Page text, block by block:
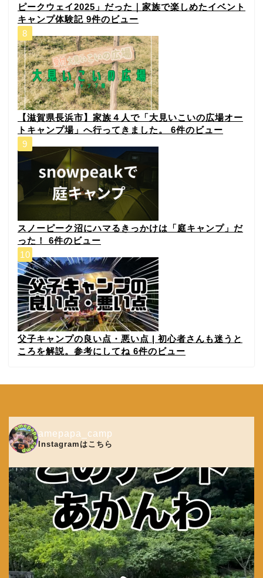
ピークウェイ2025」だった｜家族で楽しめたイベント
キャンプ体験記 9件のビュー
【滋賀県長浜市】家族４人で「大見いこいの広場オー
トキャンプ場」へ行ってきました。 6件のビュー
スノーピーク沼にハマるきっかけは「庭キャンプ」だ
った！ 6件のビュー
父子キャンプの良い点・悪い点 | 初心者さんも迷うと
ころを解説。参考にしてね 6件のビュー
amepapa_camp
Instagramはこちら